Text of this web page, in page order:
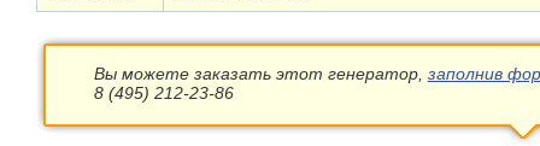
Вы можете заказать этот генератор, заполнив
8 (495) 212-23-86